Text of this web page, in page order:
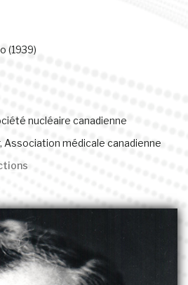
(1939)
nucléaire canadienne
Association médicale canadienne